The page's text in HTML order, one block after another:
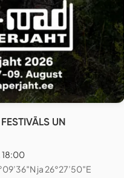
UN
18:00
ja 26°27’50″E